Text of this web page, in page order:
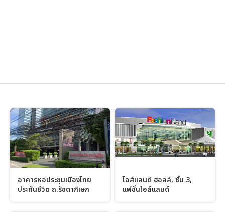
อาคารหอประชุมเมืองไทย
ประกันชีวิต ถ.รัชดาภิเษก
ไอส์แลนด์ ฮอลล์, ชั้น 3,
แฟชั่นไอส์แลนด์